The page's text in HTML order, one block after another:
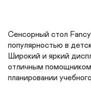
Сенсорный стол
популярностью в
Широкий и яркий
отличным помощником
планировании